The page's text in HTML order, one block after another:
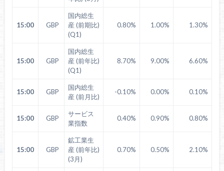
15:00 GBP
国内総生
産 (前期比)
(Q1)
0.80% 1.00% 1.30%
15:00 GBP
国内総生
産 (前年比)
(Q1)
8.70% 9.00% 6.60%
15:00 GBP
国内総生
産 (前月比)
-0.10% 0.00% 0.10%
15:00 GBP
サービス
業指数
0.40% 0.90% 0.80%
15:00 GBP
鉱工業生
産 (前年比)
(3月)
0.70% 0.50% 2.10%